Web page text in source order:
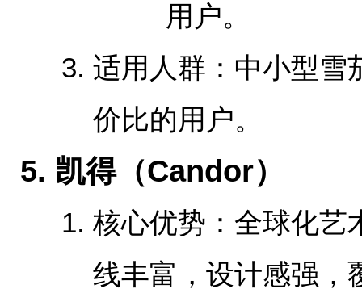
用户。
适用人群‌：中小型雪
价比的用户。
‌5. 凯得（Candor）‌
核心优势‌：全球化艺
线丰富，设计感强，